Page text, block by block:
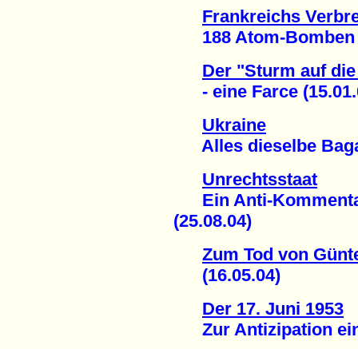
Frankreichs
188 Atom-Bomben
Der "Sturm auf
- eine Farce
Ukraine
Alles dieselbe
Unrechtsstaat
Ein Anti-
(25.08.04)
Zum Tod von
(16.05.04)
Der 17. Juni 1953
Zur Antizipation